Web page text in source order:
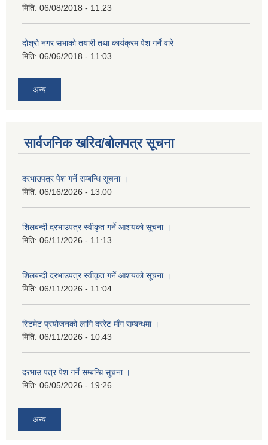
मिति: 06/08/2018 - 11:23
दोश्रो नगर सभाको तयारी तथा कार्यक्रम पेश गर्ने वारे
मिति: 06/06/2018 - 11:03
अन्य
सार्वजनिक खरिद/बोलपत्र सूचना
दरभाउपत्र पेश गर्ने सम्बन्धि सूचना ।
मिति: 06/16/2026 - 13:00
शिलबन्दी दरभाउपत्र स्वीकृत गर्ने आशयको सूचना ।
मिति: 06/11/2026 - 11:13
शिलबन्दी दरभाउपत्र स्वीकृत गर्ने आशयको सूचना ।
मिति: 06/11/2026 - 11:04
स्टिमेट प्रयोजनको लागि दररेट माँग सम्बन्धमा ।
मिति: 06/11/2026 - 10:43
दरभाउ पत्र पेश गर्ने सम्बन्धि सूचना ।
मिति: 06/05/2026 - 19:26
अन्य